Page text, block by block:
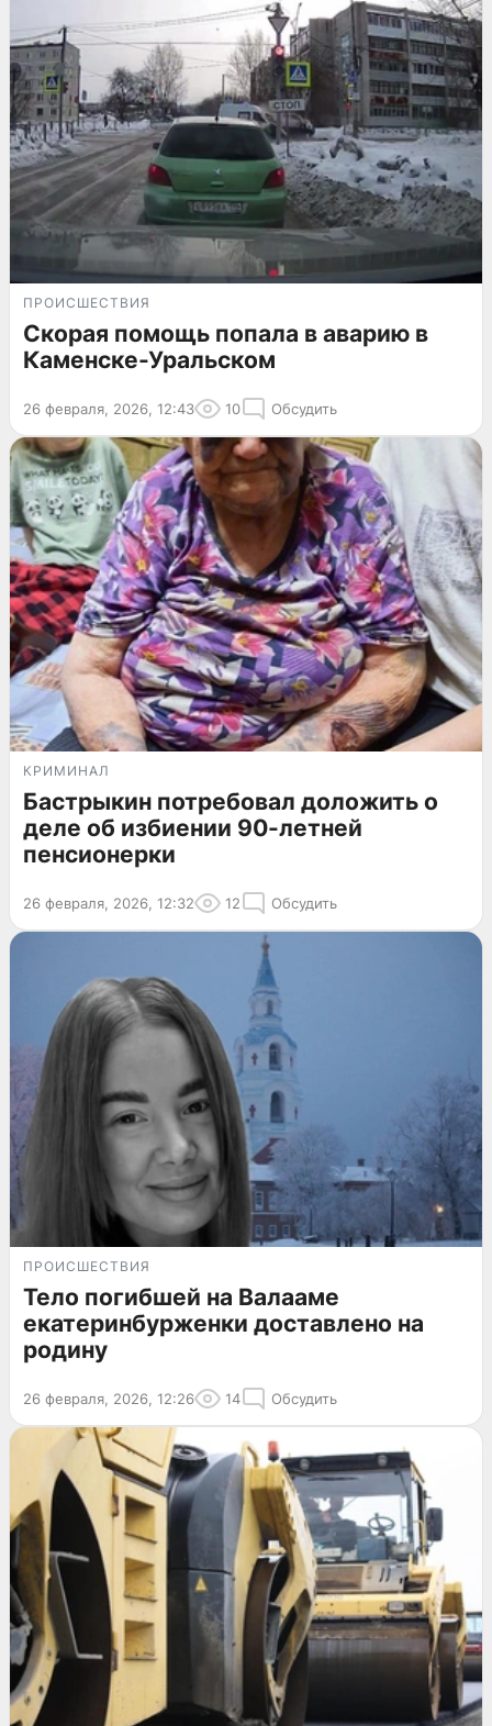
ПРОИСШЕСТВИЯ
Скорая помощь попала в аварию в
Каменске-Уральском
26 февраля, 2026, 12:43 10 Обсудить
КРИМИНАЛ
Бастрыкин потребовал доложить о
деле об избиении 90-летней
пенсионерки
26 февраля, 2026, 12:32 12 Обсудить
ПРОИСШЕСТВИЯ
Тело погибшей на Валааме
екатеринбурженки доставлено на
родину
26 февраля, 2026, 12:26 14 Обсудить